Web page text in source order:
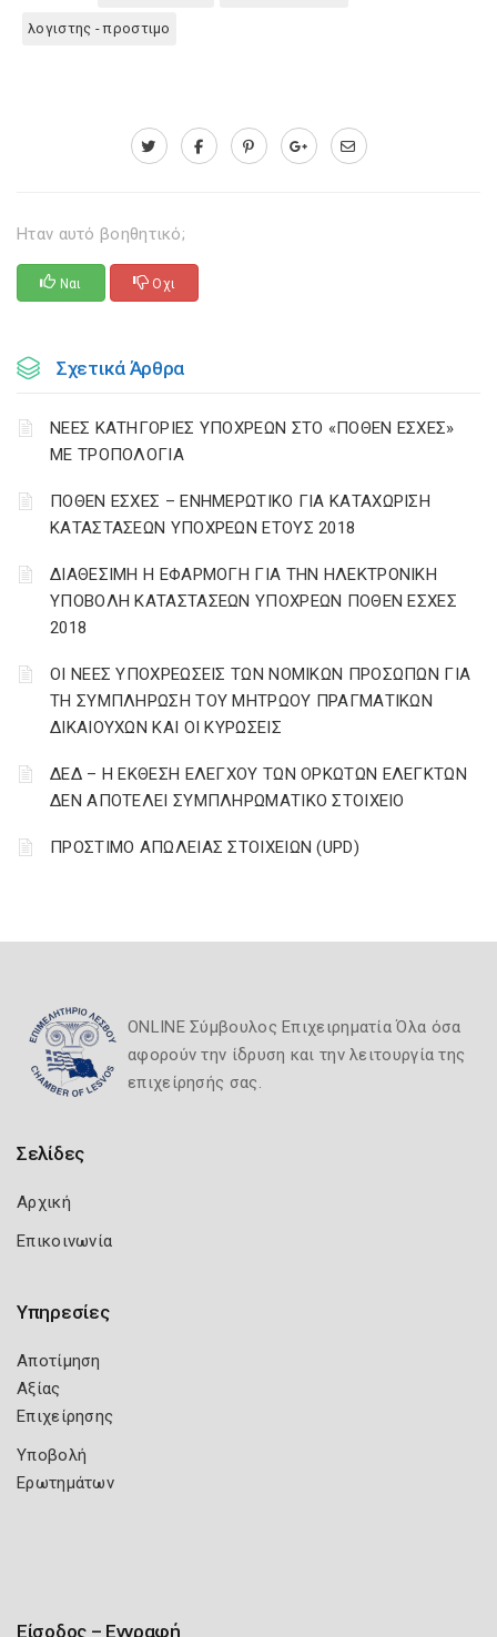
λογιστης - προστιμο
Ηταν αυτό βοηθητικό;
Ναι Οχι
Σχετικά Άρθρα
ΝΕΕΣ ΚΑΤΗΓΟΡΙΕΣ ΥΠΟΧΡΕΩΝ ΣΤΟ «ΠΟΘΕΝ ΕΣΧΕΣ»
ΜΕ ΤΡΟΠΟΛΟΓΙΑ
ΠΟΘΕΝ ΕΣΧΕΣ – ΕΝΗΜΕΡΩΤΙΚΟ ΓΙΑ ΚΑΤΑΧΩΡΙΣΗ
ΚΑΤΑΣΤΑΣΕΩΝ ΥΠΟΧΡΕΩΝ ΕΤΟΥΣ 2018
ΔΙΑΘΕΣΙΜΗ Η ΕΦΑΡΜΟΓΗ ΓΙΑ ΤΗΝ ΗΛΕΚΤΡΟΝΙΚΗ
ΥΠΟΒΟΛΗ ΚΑΤΑΣΤΑΣΕΩΝ ΥΠΟΧΡΕΩΝ ΠΟΘΕΝ ΕΣΧΕΣ
2018
ΟΙ ΝΕΕΣ ΥΠΟΧΡΕΩΣΕΙΣ ΤΩΝ ΝΟΜΙΚΩΝ ΠΡΟΣΩΠΩΝ ΓΙΑ
ΤΗ ΣΥΜΠΛΗΡΩΣΗ ΤΟΥ ΜΗΤΡΩΟΥ ΠΡΑΓΜΑΤΙΚΩΝ
ΔΙΚΑΙΟΥΧΩΝ ΚΑΙ ΟΙ ΚΥΡΩΣΕΙΣ
ΔΕΔ – Η ΕΚΘΕΣΗ ΕΛΕΓΧΟΥ ΤΩΝ ΟΡΚΩΤΩΝ ΕΛΕΓΚΤΩΝ
ΔΕΝ ΑΠΟΤΕΛΕΙ ΣΥΜΠΛΗΡΩΜΑΤΙΚΟ ΣΤΟΙΧΕΙΟ
ΠΡΟΣΤΙΜΟ ΑΠΩΛΕΙΑΣ ΣΤΟΙΧΕΙΩΝ (UPD)
ONLINE Σύμβουλος Επιχειρηματία Όλα όσα
αφορούν την ίδρυση και την λειτουργία της
επιχείρησής σας.
Σελίδες
Αρχική
Επικοινωνία
Υπηρεσίες
Αποτίμηση
Αξίας
Επιχείρησης
Υποβολή
Ερωτημάτων
Είσοδος – Εγγραφή